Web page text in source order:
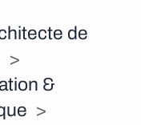
de
>
&
>